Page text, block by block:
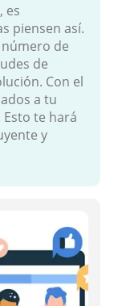
es
piensen así.
de
de
Con el
a tu
te hará
y